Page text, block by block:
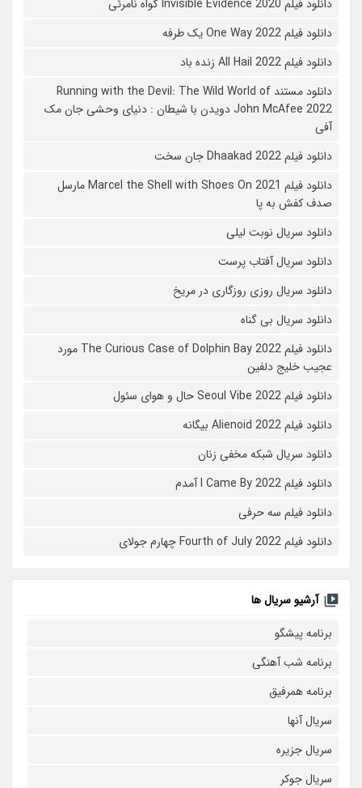
دانلود فیلم 2020 Invisible Evidence گواه نامرئی
دانلود فیلم One Way 2022 یک طرفه
دانلود فیلم All Hail 2022 زنده باد
دانلود مستند Running with the Devil: The Wild World of
John McAfee 2022 دویدن با شیطان : دنیای وحشی جان مک
آفی
دانلود فیلم Dhaakad 2022 جان سخت
دانلود فیلم Marcel the Shell with Shoes On 2021 مارسل
صدف کفش به پا
دانلود سریال نوبت لیلی
دانلود سریال آفتاب پرست
دانلود سریال روزی روزگاری در مریخ
دانلود سریال بی گناه
دانلود فیلم The Curious Case of Dolphin Bay 2022 مورد
عجیب خلیج دلفین
دانلود فیلم Seoul Vibe 2022 حال و هوای سئول
دانلود فیلم Alienoid 2022 بیگانه
دانلود سریال شبکه مخفی زنان
دانلود فیلم I Came By 2022 آمدم
دانلود فیلم سه حرفی
دانلود فیلم Fourth of July 2022 چهارم جولای
آرشیو سریال ها
برنامه پیشگو
برنامه شب آهنگی
برنامه همرفیق
سریال آنها
سریال جزیره
سریال جوکر